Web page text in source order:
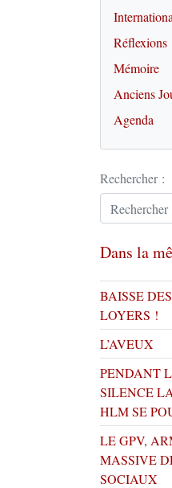
Réflexions
Mémoire
Anciens
Agenda
Rechercher :
Dans la
BAISSE
LOYERS !
L’AVEUX
PENDANT
SILENCE
HLM SE
LE GPV,
MASSIVE
SOCIAUX